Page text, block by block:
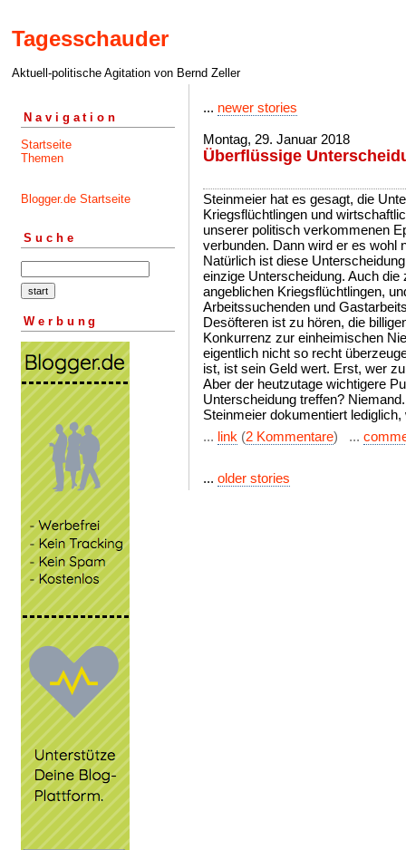
Tagesschauder
Aktuell-politische Agitation von Bernd Zeller
Navigation
Startseite
Themen
Blogger.de Startseite
Suche
Werbung
... newer stories
Montag, 29. Januar 2018
Überflüssige
Steinmeier hat es gesagt, die
Kriegsflüchtlingen und
unserer politisch verkommenen
verbunden. Dann wird er es wohl
Natürlich ist diese
einzige Unterscheidung. Auch
angeblichen Kriegsflüchtlingen,
Arbeitssuchenden und
Desöfteren ist zu hören, die
Konkurrenz zur einheimischen
eigentlich nicht so recht
ist, ist sein Geld wert. Erst, wer
Aber der heutzutage wichtigere
Unterscheidung treffen?
Steinmeier dokumentiert
... link (2 Kommentare) ...
... older stories